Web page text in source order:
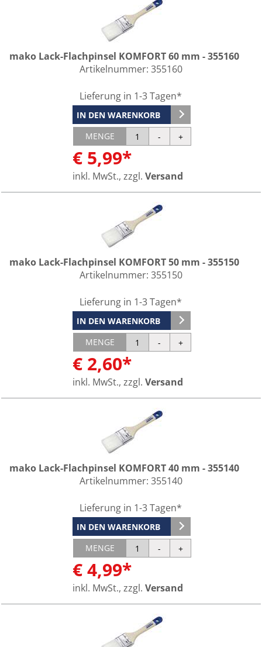
mako Lack-Flachpinsel KOMFORT 60 mm - 355160
Artikelnummer: 355160
Lieferung in 1-3 Tagen*
IN DEN WARENKORB
MENGE
€ 5,99*
inkl. MwSt., zzgl. Versand
mako Lack-Flachpinsel KOMFORT 50 mm - 355150
Artikelnummer: 355150
Lieferung in 1-3 Tagen*
IN DEN WARENKORB
MENGE
€ 2,60*
inkl. MwSt., zzgl. Versand
mako Lack-Flachpinsel KOMFORT 40 mm - 355140
Artikelnummer: 355140
Lieferung in 1-3 Tagen*
IN DEN WARENKORB
MENGE
€ 4,99*
inkl. MwSt., zzgl. Versand